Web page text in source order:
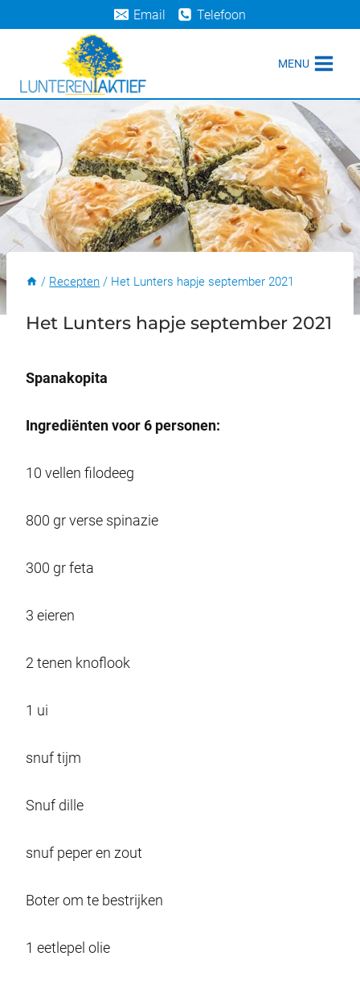
naar
Email Telefoon
MENU
/ Recepten / Het Lunters hapje september 2021
Het Lunters hapje september 2021
Spanakopita
Ingrediënten voor 6 personen:
10 vellen filodeeg
800 gr verse spinazie
300 gr feta
3 eieren
2 tenen knoflook
1 ui
snuf tijm
Snuf dille
snuf peper en zout
Boter om te bestrijken
1 eetlepel olie